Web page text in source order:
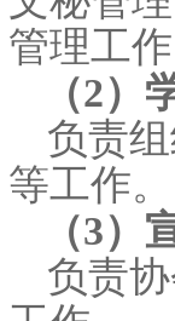
管理工
（2）
负责
等工作。
（3）
负责